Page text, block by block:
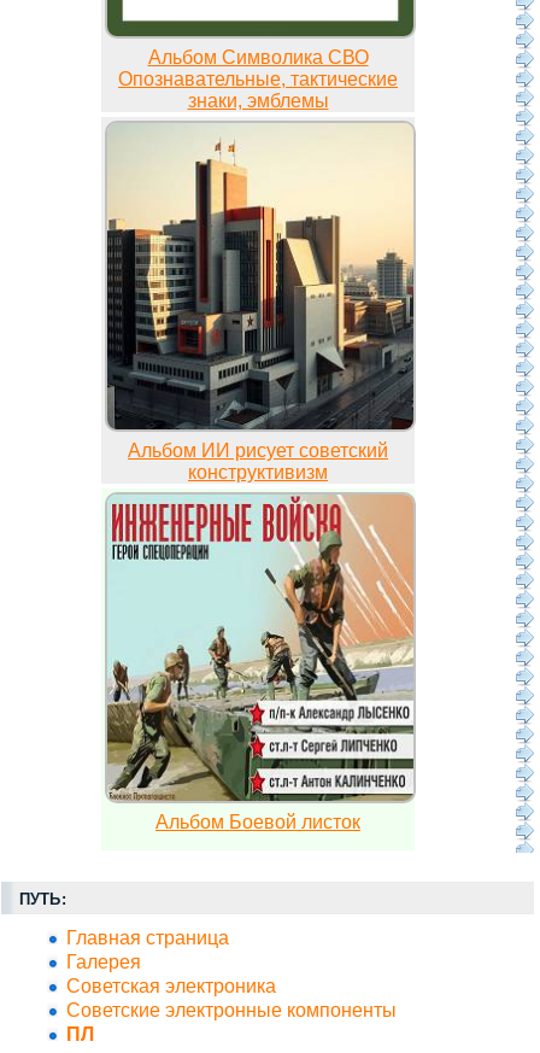
Альбом Символика СВО
Опознавательные, тактические
знаки, эмблемы
Альбом ИИ рисует советский
конструктивизм
Альбом Боевой листок
ПУТЬ:
Главная страница
Галерея
Советская электроника
Советские электронные компоненты
ПЛ